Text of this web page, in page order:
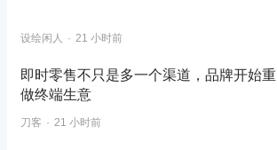
设绘闲人 21 小时前
即时零售不只是多一个渠道，品牌开始重
做终端生意
刀客 21 小时前